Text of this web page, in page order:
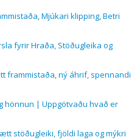
Mjúkari klipping, Betri
fyrir Hraða, Stöðugleika og
frammistaða, ný áhrif, spennandi
hönnun | Uppgötvaðu hvað er
stöðugleiki, fjöldi laga og mýkri